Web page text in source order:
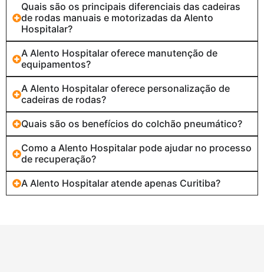
Quais são os principais diferenciais das cadeiras
de rodas manuais e motorizadas da Alento
Hospitalar?
A Alento Hospitalar oferece manutenção de
equipamentos?
A Alento Hospitalar oferece personalização de
cadeiras de rodas?
Quais são os benefícios do colchão pneumático?
Como a Alento Hospitalar pode ajudar no processo
de recuperação?
A Alento Hospitalar atende apenas Curitiba?